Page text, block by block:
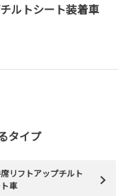
ルトシート装着車
タイプ
リフトアップチルト
車